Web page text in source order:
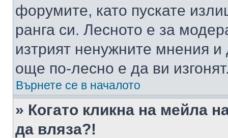
форумите, като пускате
ранга си. Лесното е за
изтрият ненужните мнения
още по-лесно е да ви
Върнете се в началото
» Когато кликна на мейла
да вляза?!